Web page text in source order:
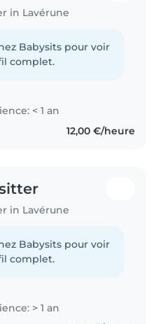
in Lavérune
Babysits pour voir
complet.
< 1 an
12,00 €/heure
in Lavérune
Babysits pour voir
complet.
> 1 an